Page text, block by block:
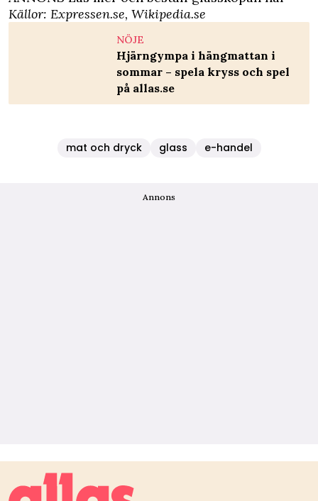
Källor: Expressen.se, Wikipedia.se
NÖJE
Hjärngympa i hängmattan i
sommar – spela kryss och spel
på allas.se
mat och dryck glass e-handel
Annons